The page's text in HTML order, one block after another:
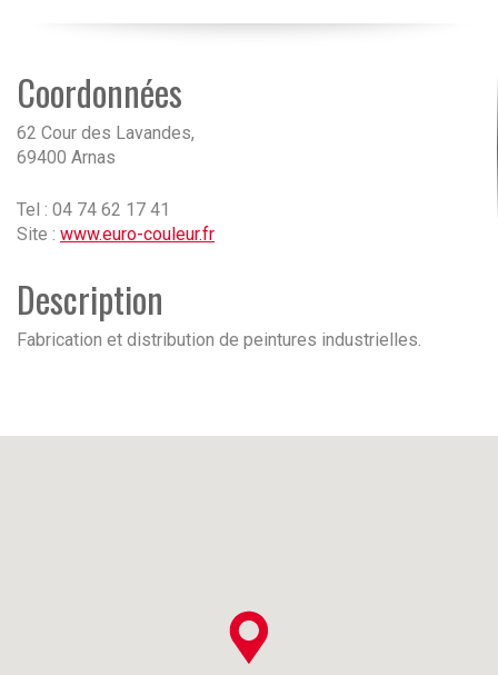
Coordonnées
62 Cour des Lavandes,
69400 Arnas
Tel : 04 74 62 17 41
Site : www.euro-couleur.fr
Description
Fabrication et distribution de peintures industrielles.